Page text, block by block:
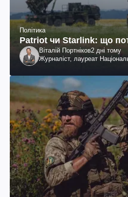
Політика
Patriot чи Starlink: що
Віталій Портніков2 дні тому
Журналіст, лауреат